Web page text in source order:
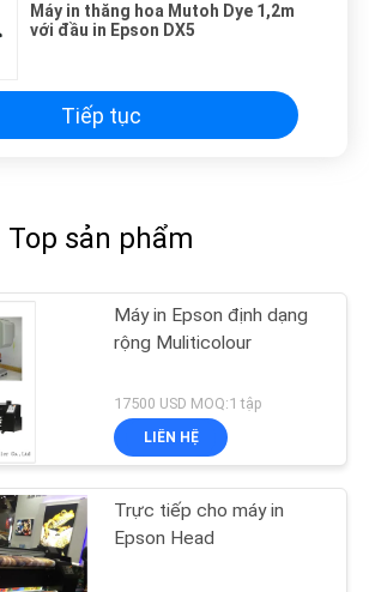
Máy in thăng hoa Mutoh Dye 1,2m
với đầu in Epson DX5
Tiếp tục
Top sản phẩm
Máy in Epson định dạng
rộng Muliticolour
17500 USD MOQ:1 tập
LIÊN HỆ
Trực tiếp cho máy in
Epson Head